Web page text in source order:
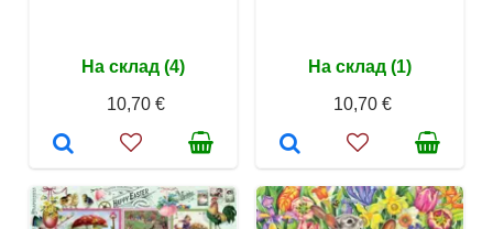
На склад (4)
10,70 €
На склад (1)
10,70 €